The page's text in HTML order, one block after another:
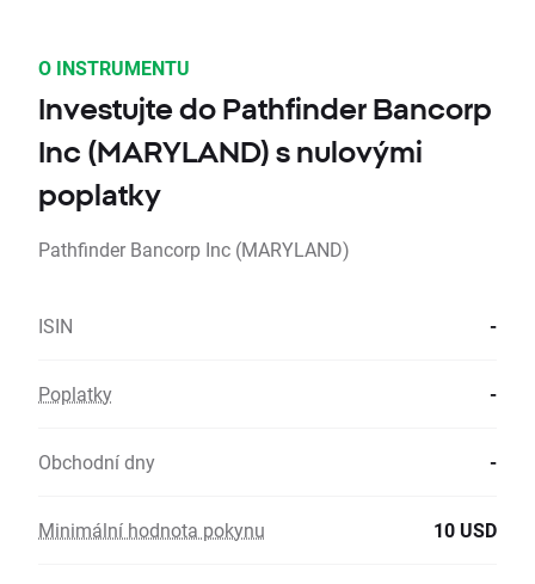
O INSTRUMENTU
Investujte do Pathfinder Bancorp
Inc (MARYLAND) s nulovými
poplatky
Pathfinder Bancorp Inc (MARYLAND)
ISIN -
Poplatky -
Obchodní dny -
Minimální hodnota pokynu 10 USD